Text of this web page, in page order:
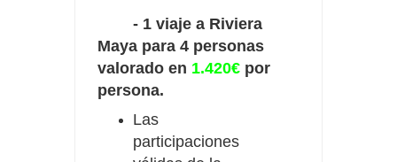
- 1 viaje a Riviera
Maya para 4 personas
valorado en 1.420€ por
persona.
Las
participaciones